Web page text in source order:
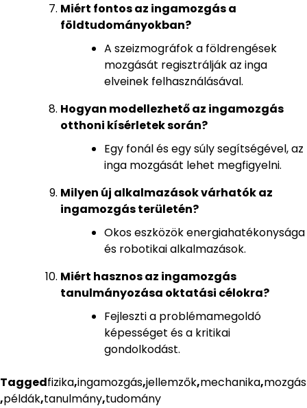
Miért fontos az ingamozgás a
földtudományokban?
A szeizmográfok a földrengések
mozgását regisztrálják az inga
elveinek felhasználásával.
Hogyan modellezhető az ingamozgás
otthoni kísérletek során?
Egy fonál és egy súly segítségével, az
inga mozgását lehet megfigyelni.
Milyen új alkalmazások várhatók az
ingamozgás területén?
Okos eszközök energiahatékonysága
és robotikai alkalmazások.
Miért hasznos az ingamozgás
tanulmányozása oktatási célokra?
Fejleszti a problémamegoldó
képességet és a kritikai
gondolkodást.
Taggedfizika,ingamozgás,jellemzők,mechanika,mozgás
,példák,tanulmány,tudomány